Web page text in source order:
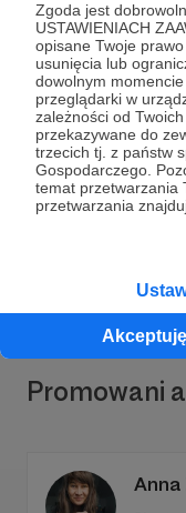
Zgoda jest
USTAWIENIACH
opisane Twoje
usunięcia lub
dowolnym
przeglądarki w
zależności od
przekazywane do
trzecich tj. z państw
Gospodarczego.
temat przetwarzania
przetwarzania
Dołącz
Wesprzyj
Promowani
Anna